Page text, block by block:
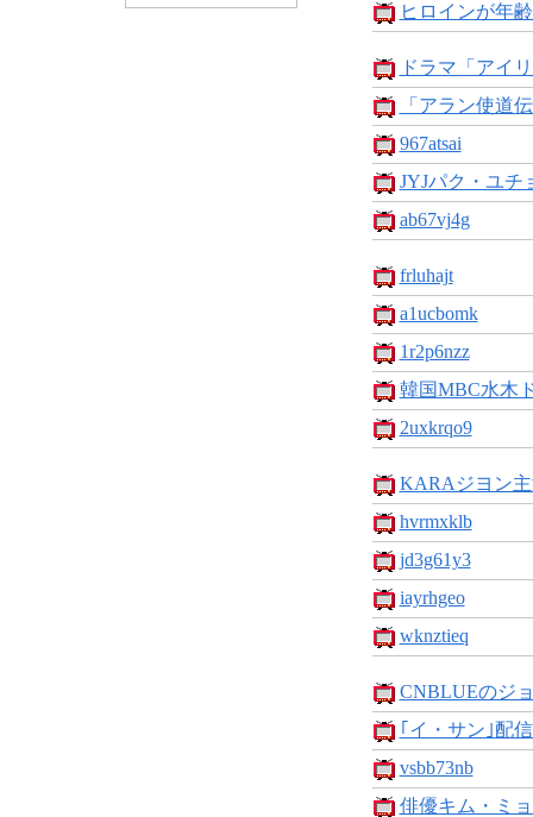
ヒロインが年
ドラマ「アイ
「アラン使道
967atsai
JYJパク・ユチ
ab67vj4g
frluhajt
a1ucbomk
1r2p6nzz
韓国MBC水木
2uxkrqo9
KARAジヨン
hvrmxklb
jd3g61y3
iayrhgeo
wknztieq
CNBLUEのジ
｢イ・サン｣配
vsbb73nb
俳優キム・ミ